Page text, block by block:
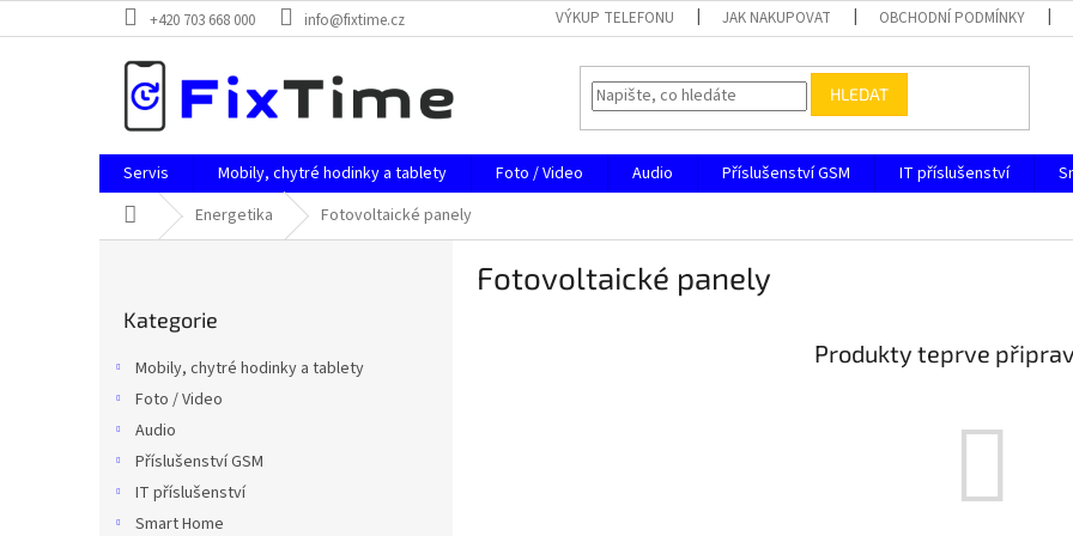
na
+420 703 668 000 info@fixtime.cz VÝKUP TELEFONU JAK NAKUPOVAT OBCHODNÍ PODMÍNKY
HLEDAT
Servis Mobily, chytré hodinky a tablety Foto / Video Audio Příslušenství GSM IT příslušenství
Domů Energetika Fotovoltaické panely
kategorie
Kategorie
Mobily, chytré hodinky a tablety
Foto / Video
Audio
Příslušenství GSM
IT příslušenství
Smart Home
Fotovoltaické panely
Produkty teprve